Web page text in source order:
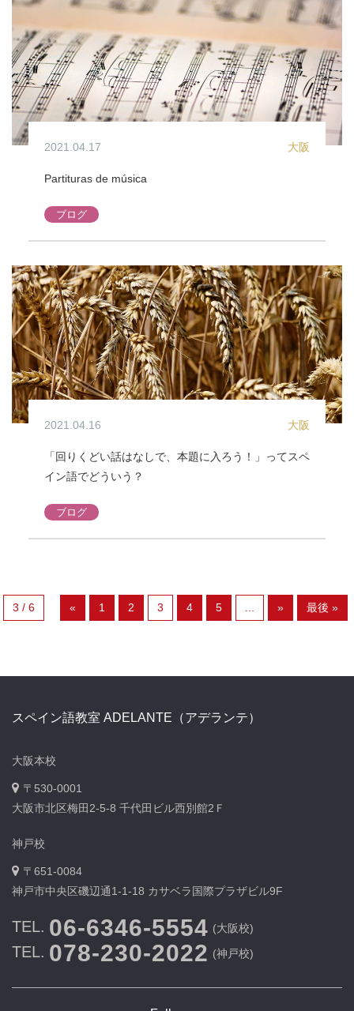
2021.04.17 大阪
Partituras de música
ブログ
2021.04.16 大阪
「回りくどい話はなしで、本題に入ろう！」ってスペ
イン語でどういう？
ブログ
3 / 6 « 1 2 3 4 5 » 最後 »
スペイン語教室 ADELANTE（アデランテ）
大阪本校
〒530-0001
大阪市北区梅田2-5-8 千代田ビル西別館2Ｆ
神戸校
〒651-0084
神戸市中央区磯辺通1-1-18 カサベラ国際プラザビル9F
TEL. 06-6346-5554 (大阪校)
TEL. 078-230-2022 (神戸校)